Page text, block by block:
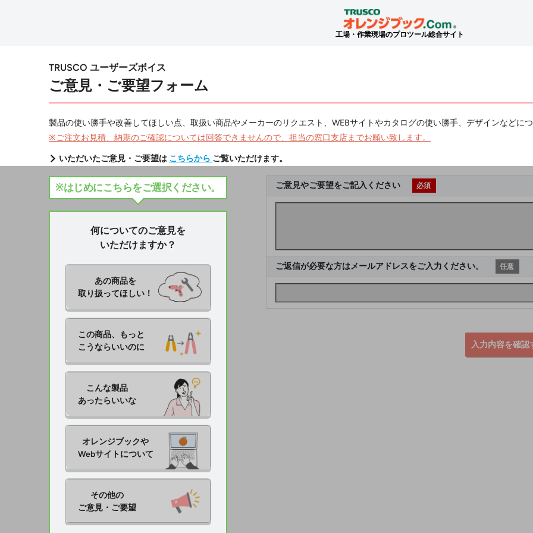
工場・作業現場のプロツール総合サイト
TRUSCO ユーザーズボイス
ご意見・ご要望フォーム
製品の使い勝手や改善してほしい点、取扱い商品やメーカーのリクエスト、WEBサイトやカタログの使い勝手、デザインなどに
※ご注文お見積、納期のご確認については回答できませんので、担当の窓口支店までお願い致します。
いただいたご意見・ご要望は こちらから ご覧いただけます。
※はじめにこちらをご選択ください。
何についてのご意見を
いただけますか？
あの商品を
取り扱ってほしい！
この商品、もっと
こうならいいのに
こんな製品
あったらいいな
オレンジブックや
Webサイトについて
その他の
ご意見・ご要望
ご意見やご要望をご記入ください 必須
ご返信が必要な方はメールアドレスをご入力ください。 任意
入力内容を確認